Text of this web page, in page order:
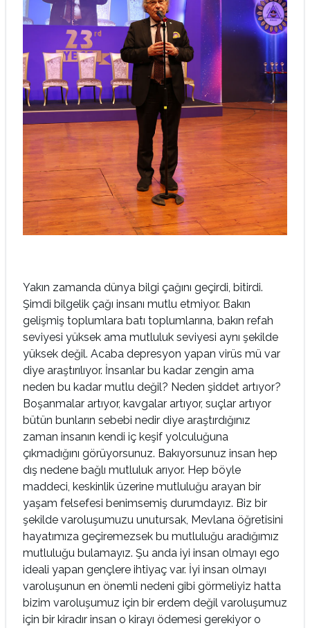
Yakın zamanda dünya bilgi çağını geçirdi, bitirdi.
Şimdi bilgelik çağı insanı mutlu etmiyor. Bakın
gelişmiş toplumlara batı toplumlarına, bakın refah
seviyesi yüksek ama mutluluk seviyesi aynı şekilde
yüksek değil. Acaba depresyon yapan virüs mü var
diye araştırılıyor. İnsanlar bu kadar zengin ama
neden bu kadar mutlu değil? Neden şiddet artıyor?
Boşanmalar artıyor, kavgalar artıyor, suçlar artıyor
bütün bunların sebebi nedir diye araştırdığınız
zaman insanın kendi iç keşif yolculuğuna
çıkmadığını görüyorsunuz. Bakıyorsunuz insan hep
dış nedene bağlı mutluluk arıyor. Hep böyle
maddeci, keskinlik üzerine mutluluğu arayan bir
yaşam felsefesi benimsemiş durumdayız. Biz bir
şekilde varoluşumuzu unutursak, Mevlana öğretisini
hayatımıza geçiremezsek bu mutluluğu aradığımız
mutluluğu bulamayız. Şu anda iyi insan olmayı ego
ideali yapan gençlere ihtiyaç var. İyi insan olmayı
varoluşunun en önemli nedeni gibi görmeliyiz hatta
bizim varoluşumuz için bir erdem değil varoluşumuz
için bir kiradır insan o kirayı ödemesi gerekiyor o